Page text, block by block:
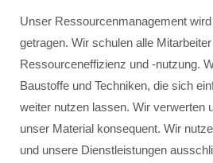
Unser Ressourcenmanagement
getragen. Wir schulen alle
Ressourceneffizienz und -nutzung.
Baustoffe und Techniken, die sich
weiter nutzen lassen. Wir verwerten
unser Material konsequent. Wir
und unsere Dienstleistungen